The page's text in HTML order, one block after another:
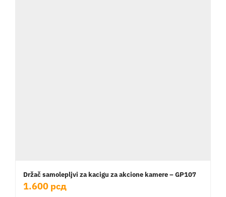
Držač samolepljvi za kacigu za akcione kamere – GP107
1.600 рсд